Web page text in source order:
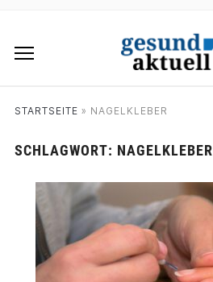
STARTSEITE » NAGELKLEBER
SCHLAGWORT: NAGELKLEBER